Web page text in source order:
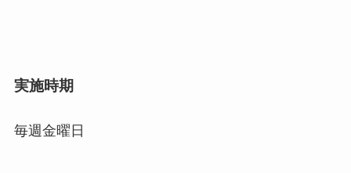
実施時期
毎週金曜日